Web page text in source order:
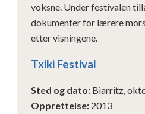
voksne. Under festivalen
dokumenter for lærere
etter visningene.
Txiki Festival
Sted og dato: Biarritz,
Opprettelse: 2013